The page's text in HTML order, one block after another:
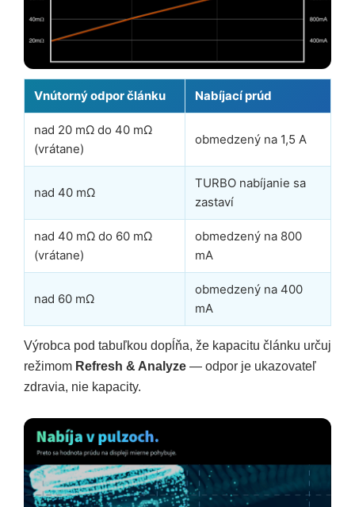
Vnútorný odpor článku Nabíjací prúd
nad 20 mΩ do 40 mΩ
(vrátane)
obmedzený na 1,5 A
nad 40 mΩ
TURBO nabíjanie sa
zastaví
nad 40 mΩ do 60 mΩ
(vrátane)
obmedzený na 800
mA
nad 60 mΩ
obmedzený na 400
mA
Výrobca pod tabuľkou dopĺňa, že kapacitu článku určuj
režimom Refresh & Analyze — odpor je ukazovateľ
zdravia, nie kapacity.